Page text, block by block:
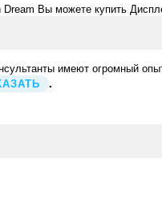
Dream Вы можете купить
имеют огромный
.